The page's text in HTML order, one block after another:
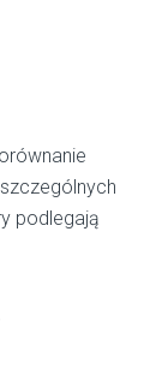
podlegają